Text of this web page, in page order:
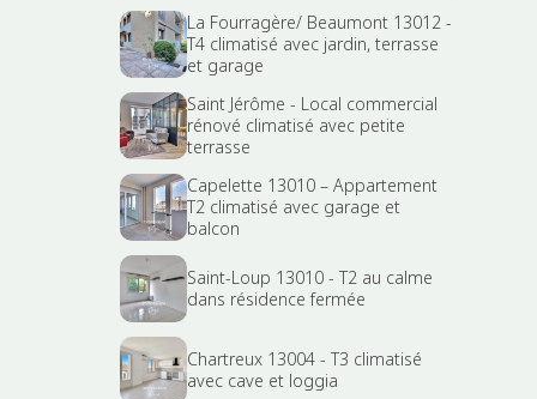
La Fourragère/ Beaumont 13012 -
T4 climatisé avec jardin, terrasse
et garage
Saint Jérôme - Local commercial
rénové climatisé avec petite
terrasse
Capelette 13010 – Appartement
T2 climatisé avec garage et
balcon
Saint-Loup 13010 - T2 au calme
dans résidence fermée
Chartreux 13004 - T3 climatisé
avec cave et loggia